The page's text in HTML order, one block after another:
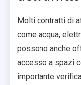
Molti contratti di
come acqua,
possono anche
accesso a spazi
importante